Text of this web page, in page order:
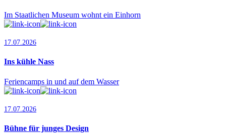
Im Staatlichen Museum wohnt ein Einhorn
17.07.2026
Ins kühle Nass
Feriencamps in und auf dem Wasser
17.07.2026
Bühne für junges Design